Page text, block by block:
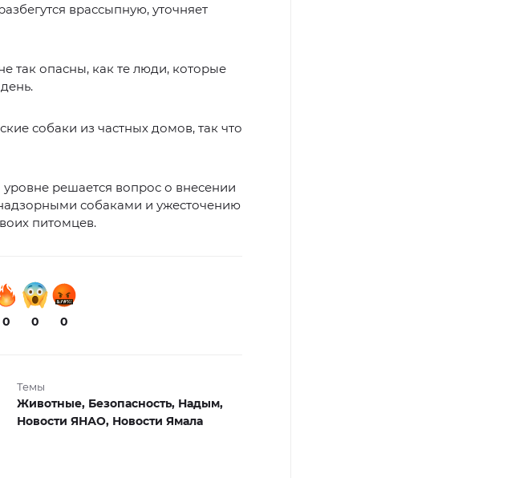
врассыпную, уточняет
так опасны, как те люди, которые
собаки из частных домов, так что
решается вопрос о внесении
собаками и ужесточению
питомцев.
0 0 0
Темы
Животные, Безопасность, Надым,
Новости ЯНАО, Новости Ямала